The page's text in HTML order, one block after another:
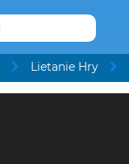
Lietanie Hry